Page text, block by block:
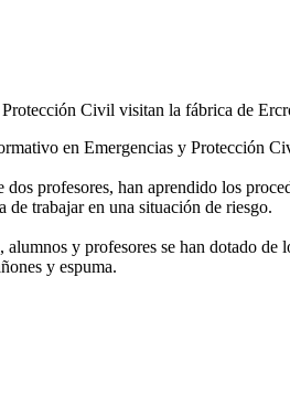
en Emergencias y Protección
dos profesores, han aprendido los
trabajar en una situación de riesgo.
alumnos y profesores se han dotado
y espuma.